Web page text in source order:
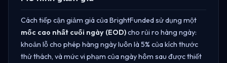
Cách tiếp cận giảm giá của BrightFunded sử dụng một
mốc cao nhất cuối ngày (EOD)cho rủi ro hàng ngày:
khoản lỗ cho phép hàng ngày luôn là 5% của kích thước
thử thách, và mức vi phạm của ngày hôm sau được thiết